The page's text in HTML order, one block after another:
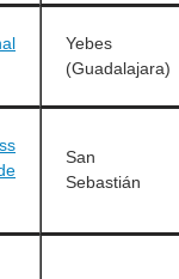
Yebes
(Guadalajara)
San
Sebastián